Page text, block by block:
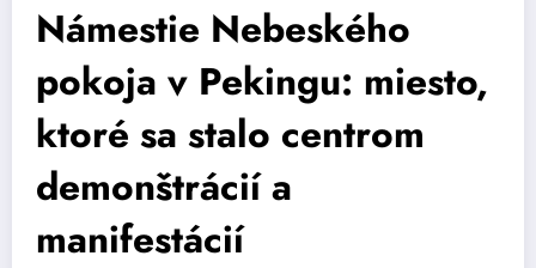
Námestie Nebeského
pokoja v Pekingu: miesto,
ktoré sa stalo centrom
demonštrácií a
manifestácií